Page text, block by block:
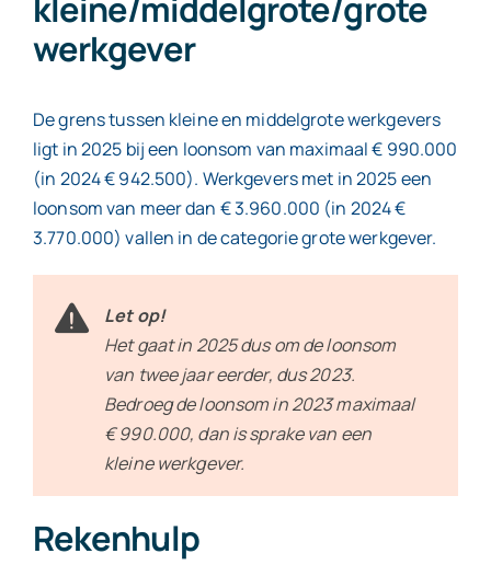
werkgever
De grens tussen kleine en middelgrote werkgevers
ligt in 2025 bij een loonsom van maximaal € 990.000
(in 2024 € 942.500). Werkgevers met in 2025 een
loonsom van meer dan € 3.960.000 (in 2024 €
3.770.000) vallen in de categorie grote werkgever.
Let op!
Het gaat in 2025 dus om de loonsom
van twee jaar eerder, dus 2023.
Bedroeg de loonsom in 2023 maximaal
€ 990.000, dan is sprake van een
kleine werkgever.
Rekenhulp